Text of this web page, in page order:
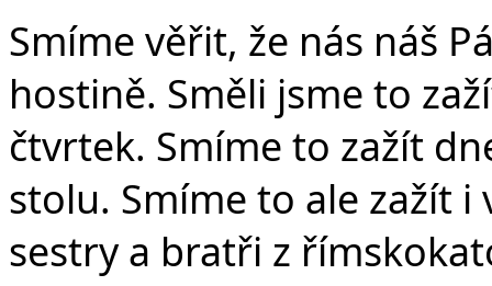
Smíme věřit, že nás náš
hostině. Směli jsme to
čtvrtek. Smíme to zažít
stolu. Smíme to ale zažít
sestry a bratři z